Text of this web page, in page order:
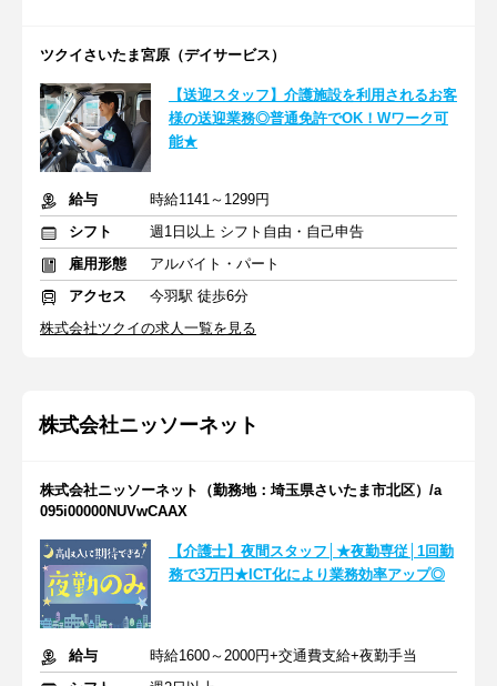
ツクイさいたま宮原（デイサービス）
【送迎スタッフ】介護施設を利用されるお客
様の送迎業務◎普通免許でOK！Wワーク可
能★
給与
時給1141～1299円
シフト
週1日以上 シフト自由・自己申告
雇用形態
アルバイト・パート
アクセス
今羽駅 徒歩6分
株式会社ツクイの求人一覧を見る
株式会社ニッソーネット
株式会社ニッソーネット（勤務地：埼玉県さいたま市北区）/a
095i00000NUVwCAAX
【介護士】夜間スタッフ│★夜勤専従│1回勤
務で3万円★ICT化により業務効率アップ◎
給与
時給1600～2000円+交通費支給+夜勤手当